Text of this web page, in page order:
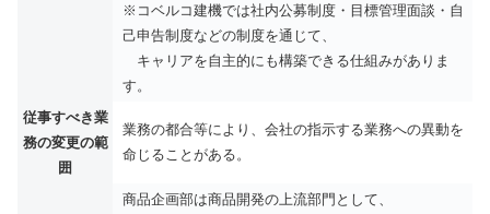
※コベルコ建機では社内公募制度・目標管理面談・自
己申告制度などの制度を通じて、
キャリアを自主的にも構築できる仕組みがありま
す。
従事すべき業
務の変更の範
囲
業務の都合等により、会社の指示する業務への異動を
命じることがある。
商品企画部は商品開発の上流部門として、